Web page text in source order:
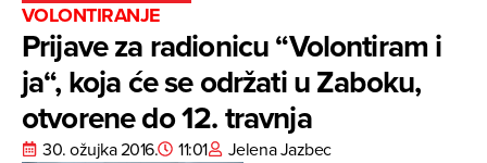
VOLONTIRANJE
Prijave za radionicu “Volontiram i
ja“, koja će se održati u Zaboku,
otvorene do 12. travnja
30. ožujka 2016. 11:01 Jelena Jazbec